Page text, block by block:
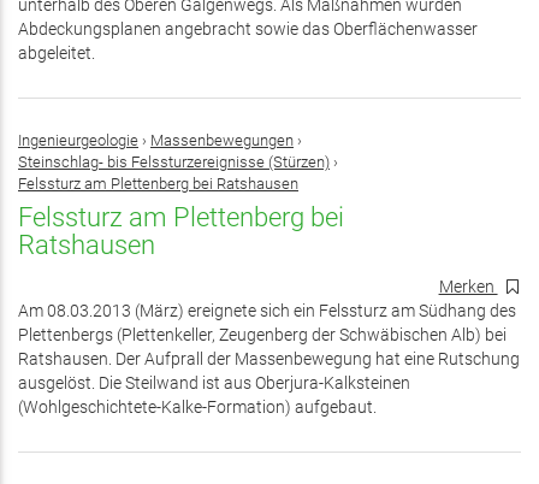
unterhalb des Oberen Galgenwegs. Als Maßnahmen wurden
Abdeckungsplanen angebracht sowie das Oberflächenwasser
abgeleitet.
Ingenieurgeologie › Massenbewegungen ›
Steinschlag- bis Felssturzereignisse (Stürzen) ›
Felssturz am Plettenberg bei Ratshausen
Felssturz am Plettenberg bei
Ratshausen
Merken
Am 08.03.2013 (März) ereignete sich ein Felssturz am Südhang des
Plettenbergs (Plettenkeller, Zeugenberg der Schwäbischen Alb) bei
Ratshausen. Der Aufprall der Massenbewegung hat eine Rutschung
ausgelöst. Die Steilwand ist aus Oberjura-Kalksteinen
(Wohlgeschichtete-Kalke-Formation) aufgebaut.